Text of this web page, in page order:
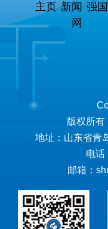
主页 新闻
网
强国
版权所有
地址：山东省青
电话
邮箱：